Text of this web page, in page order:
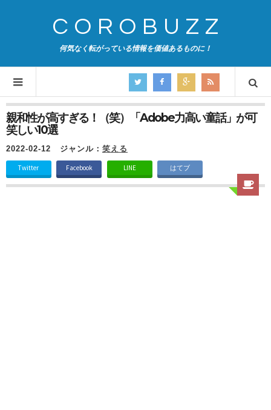
COROBUZZ
何気なく転がっている情報を価値あるものに！
親和性が高すぎる！（笑）「Adobe力高い童話」が可
笑しい10選
2022-02-12 ジャンル： 笑える
Twitter Facebook LINE はてブ